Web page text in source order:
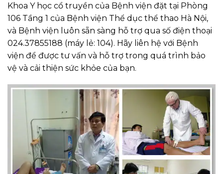
Khoa Y học cổ truyền của Bệnh viện đặt tại Phòng
106 Tầng 1 của Bệnh viện Thể dục thể thao Hà Nội,
và Bệnh viện luôn sẵn sàng hỗ trợ qua số điện thoại
024.37855188 (máy lẻ: 104). Hãy liên hệ với Bệnh
viện để được tư vấn và hỗ trợ trong quá trình bảo
vệ và cải thiện sức khỏe của bạn.